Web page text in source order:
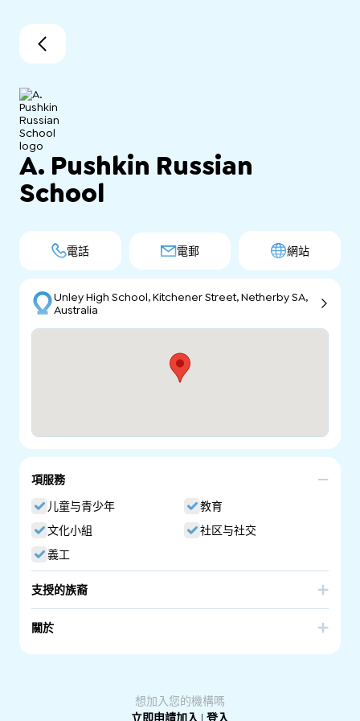
A. Pushkin Russian
School
電話 電郵 網站
Unley High School, Kitchener Street, Netherby SA,
Australia
項服務
儿童与青少年
教育
文化小組
社区与社交
義工
支授的族裔
關於
想加入您的機構嗎
立即申請加入 | 登入